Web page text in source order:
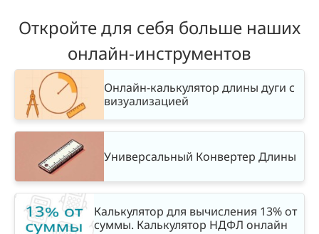
Откройте для себя больше наших
онлайн-инструментов
Онлайн-калькулятор длины дуги с
визуализацией
Универсальный Конвертер Длины
Калькулятор для вычисления 13% от
суммы. Калькулятор НДФЛ онлайн